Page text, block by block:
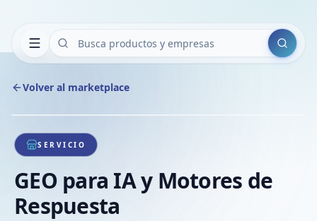
Buscar
Volver al marketplace
1/1
SERVICIO
GEO para IA y Motores de
Respuesta